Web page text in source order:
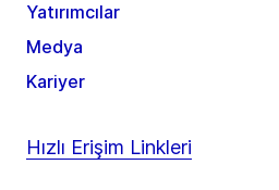
Yatırımcılar
Medya
Kariyer
Hızlı Erişim Linkleri